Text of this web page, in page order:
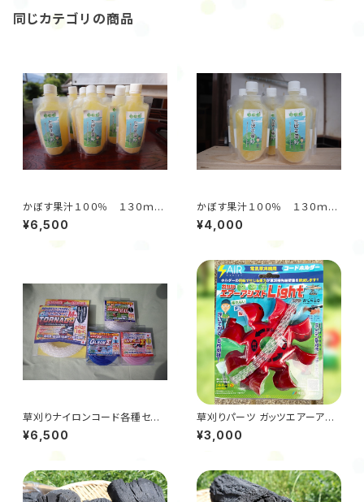
同じカテゴリの商品
かぼす果汁１００％ １３０ｍｌ
✕10パック
¥6,500
かぼす果汁１００％ １３０ｍｌ
✕5パック
¥4,000
草刈りナイロンコード各種セット
（ボビン式）
¥6,500
草刈りパーツ ガッツエアーアシ
ストLight
¥3,000